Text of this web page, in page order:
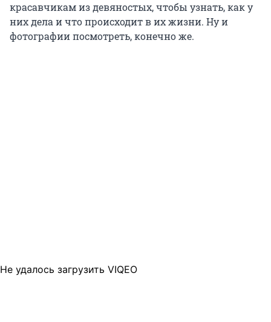
красавчикам из девяностых, чтобы узнать, как у
них дела и что происходит в их жизни. Ну и
фотографии посмотреть, конечно же.
Не удалось загрузить VIQEO